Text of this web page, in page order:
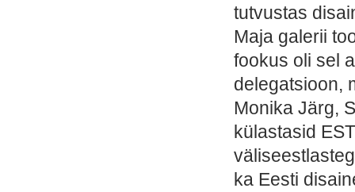
tutvustas
Maja galerii
fookus oli sel
delegatsioon,
Monika Järg,
külastasid
ka Eesti